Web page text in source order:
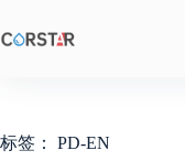
至
标签： PD-EN